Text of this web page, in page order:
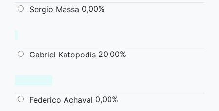
Sergio Massa 0,00%
Gabriel Katopodis 20,00%
Federico Achaval 0,00%